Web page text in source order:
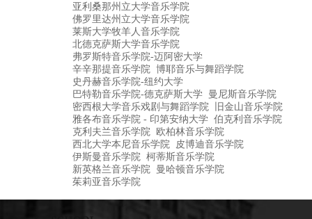
亚利桑那州立大学音乐学院
佛罗里达州立大学音乐学院
莱斯大学牧羊人音乐学院
北德克萨斯大学音乐学院
弗罗斯特音乐学院-迈阿密大学
辛辛那提音乐学院 博耶音乐与舞蹈学院
史丹赫音乐学院-纽约大学
巴特勒音乐学院-德克萨斯大学 曼尼斯音乐学院
密西根大学音乐戏剧与舞蹈学院
旧金山音乐学院
雅各布音乐学院 - 印第安纳大学 伯克利音乐学院
克利夫兰音乐学院
欧柏林音乐学院
西北大学本尼音乐学院
皮博迪音乐学院
伊斯曼音乐学院 柯蒂斯音乐学院
新英格兰音乐学院
曼哈顿音乐学院
茱莉亚音乐学院